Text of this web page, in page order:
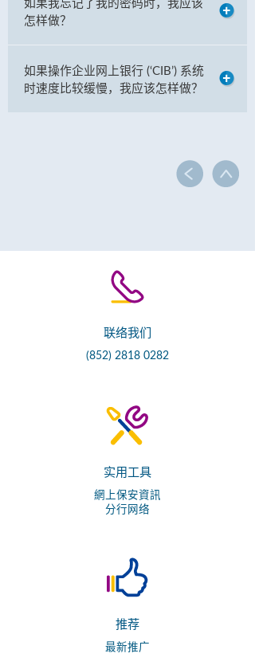
如果我忘记了我的密码时，我应该
怎样做？
如果操作企业网上银行 (‘CIB’) 系统
时速度比较缓慢，我应该怎样做？
联络我们
(852) 2818 0282
实用工具
網上保安資訊
分行网络
推荐
最新推广